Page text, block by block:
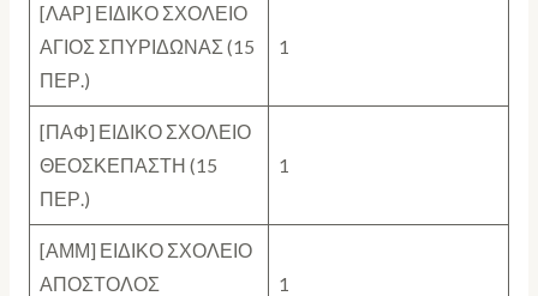
[ΛΑΡ] ΕΙΔΙΚΟ ΣΧΟΛΕΙΟ
ΑΓΙΟΣ ΣΠΥΡΙΔΩΝΑΣ (15
ΠΕΡ.)
1
[ΠΑΦ] ΕΙΔΙΚΟ ΣΧΟΛΕΙΟ
ΘΕΟΣΚΕΠΑΣΤΗ (15
ΠΕΡ.)
1
[ΑΜΜ] ΕΙΔΙΚΟ ΣΧΟΛΕΙΟ
ΑΠΟΣΤΟΛΟΣ
1